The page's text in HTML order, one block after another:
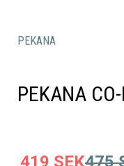
PEKANA
PEKANA
419 SEK475